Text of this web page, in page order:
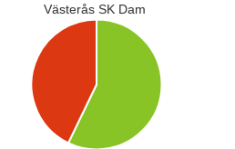
Västerås SK Dam